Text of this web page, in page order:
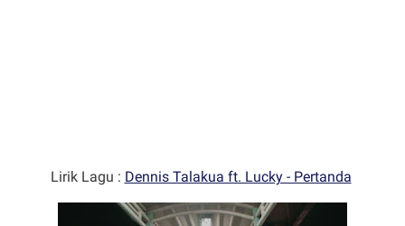
Lirik Lagu : Dennis Talakua ft. Lucky - Pertanda